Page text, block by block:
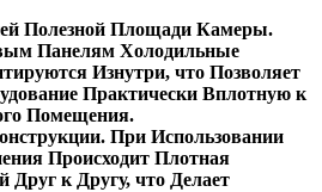
Полезной Площади Камеры.
Панелям Холодильные
Изнутри, что Позволяет
Практически Вплотную к
Помещения.
При Использовании
Происходит Плотная
Друг к Другу, что Делает